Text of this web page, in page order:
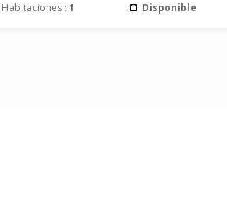
Habitaciones : 1 Disponible